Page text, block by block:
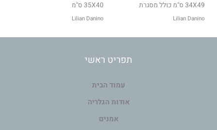
34X49 ס"מ כולל מסגרת
Lilian Danino
35X40 ס"מ
Lilian Danino
תפריט ראשי
עמוד הבית
אודות הגלריה
אמנים